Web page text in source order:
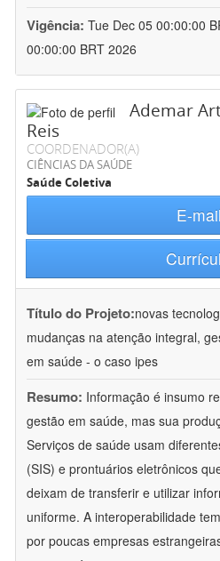
Vigência: Tue Dec 05 00:00:00
00:00:00 BRT 2026
Ademar
Reis
COORDENADOR(A)
CIÊNCIAS DA SAÚDE
Saúde Coletiva
E-mail
Título do Projeto:novas
mudanças na atenção integral,
em saúde - o caso ipes
Resumo: Informação é insumo
gestão em saúde, mas sua
Serviços de saúde usam
(SIS) e prontuários eletrônicos
deixam de transferir e utilizar
uniforme. A interoperabilidade
por poucas empresas